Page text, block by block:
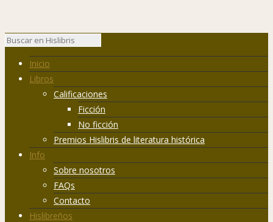
Inicio
Libros
Calificaciones
Ficción
No ficción
Premios Hislibris de literatura histórica
Info
Sobre nosotros
FAQs
Contacto
Hislibreños